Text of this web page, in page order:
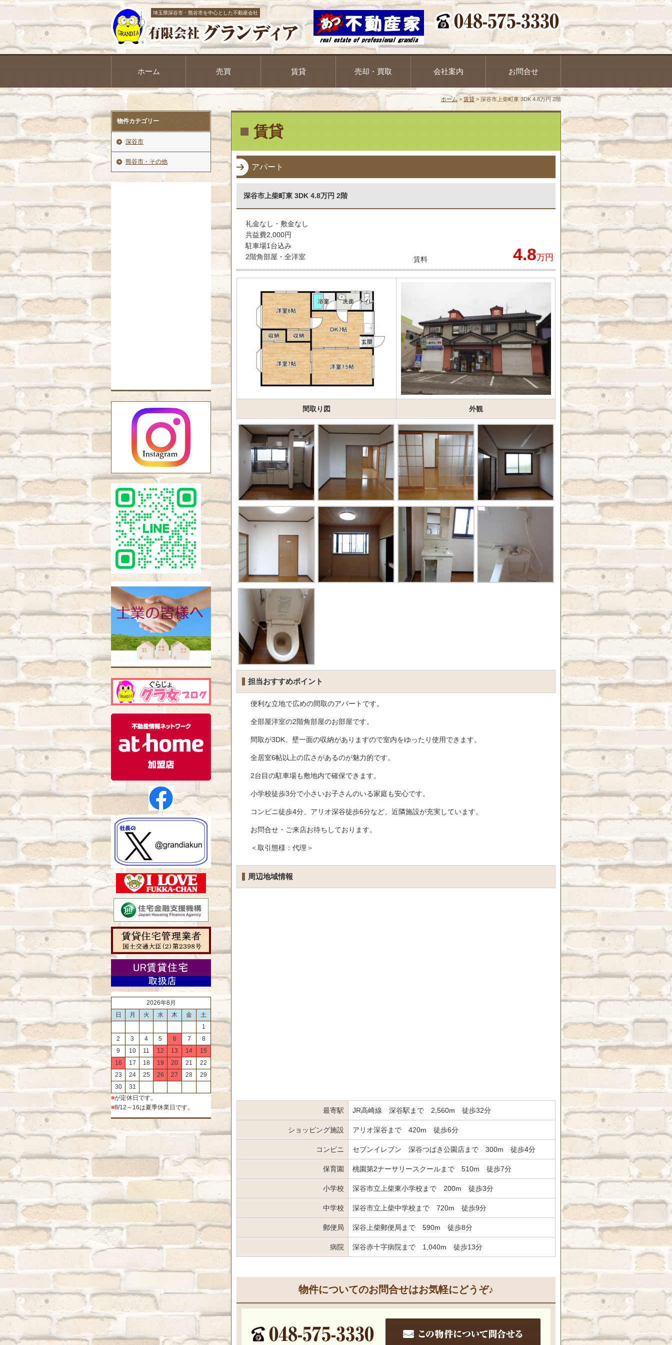
埼玉県深谷市・熊谷市を中心とした不動産会社
ホーム 売買 賃貸 売却・買取 会社案内 お問合せ
ホーム > 賃貸 > 深谷市上柴町東 3DK 4.8万円 2階
賃貸
アパート
深谷市上柴町東 3DK 4.8万円 2階
賃料 4.8万円
礼金なし・敷金なし
共益費2,000円
駐車場1台込み
2階角部屋・全洋室
間取り図 外観
担当おすすめポイント
便利な立地で広めの間取のアパートです。
全部屋洋室の2階角部屋のお部屋です。
間取が3DK、壁一面の収納がありますので室内をゆったり使用できます。
全居室6帖以上の広さがあるのが魅力的です。
2台目の駐車場も敷地内で確保できます。
小学校徒歩3分で小さいお子さんのいる家庭も安心です。
コンビニ徒歩4分、アリオ深谷徒歩6分など、近隣施設が充実しています。
お問合せ・ご来店お待ちしております。
＜取引態様：代理＞
周辺地域情報
最寄駅 JR高崎線 深谷駅まで 2,560m 徒歩32分
ショッピング施設 アリオ深谷まで 420m 徒歩6分
コンビニ セブンイレブン 深谷つばき公園店まで 300m 徒歩4分
保育園 桃園第2ナーサリースクールまで 510m 徒歩7分
小学校 深谷市立上柴東小学校まで 200m 徒歩3分
中学校 深谷市立上柴中学校まで 720m 徒歩9分
郵便局 深谷上柴郵便局まで 590m 徒歩8分
病院 深谷赤十字病院まで 1,040m 徒歩13分
物件についてのお問合せはお気軽にどうぞ♪
物件カテゴリー
深谷市
熊谷市・その他
2026年8月
日
月 火 水 木 金
土
1
2
3 4 5 6 7
8
9
10 11 12 13 14
15
16
17 18 19 20 21
22
23
24 25 26 27 28
29
30
31
■が定休日です。
■8/12～16は夏季休業日です。